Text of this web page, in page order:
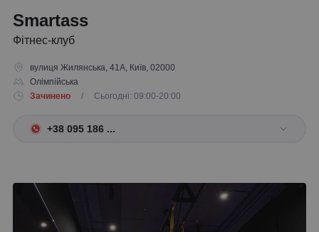
Smartass
Фітнес-клуб
вулиця Жилянська, 41А, Київ, 02000
Олімпійська
Зачинено
/ Сьогодні: 09:00-20:00
+38 095 186 ...